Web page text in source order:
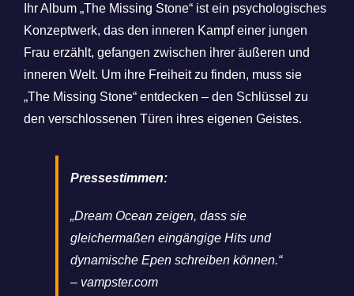
Ihr Album „The Missing Stone“ ist ein psychologisches
Konzeptwerk, das den inneren Kampf einer jungen
Frau erzählt, gefangen zwischen ihrer äußeren und
inneren Welt. Um ihre Freiheit zu finden, muss sie
„The Missing Stone“ entdecken – den Schlüssel zu
den verschlossenen Türen ihres eigenen Geistes.
Pressestimmen:
„Dream Ocean zeigen, dass sie
gleichermaßen eingängige Hits und
dynamische Epen schreiben können.“
– vampster.com